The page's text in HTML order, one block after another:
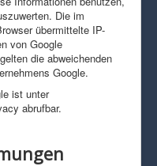
Die im
übermittelte IP-
von Google
die abweichenden
Google.
ist unter
abrufbar.